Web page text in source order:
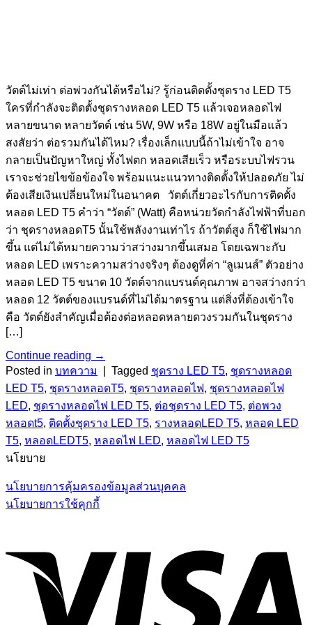
วัตต์ไม่เท่า ต่อพ่วงกันได้หรือไม่? รู้ก่อนติดตั้งชุดราง LED T5
ใครที่กำลังจะติดตั้งชุดรางหลอด LED T5 แล้วเจอหลอดไฟ
หลายขนาด หลายวัตต์ เช่น 5W, 9W หรือ 18W อยู่ในมือแล้ว
สงสัยว่า ต่อรวมกันได้ไหม? เรื่องเล็กแบบนี้ถ้าไม่เข้าใจ อาจ
กลายเป็นปัญหาใหญ่ ทั้งไฟตก หลอดเสียเร็ว หรือระบบไฟรวน
เราจะช่วยไขข้อข้องใจ พร้อมแนะแนวทางติดตั้งให้ปลอดภัย ไม่
ต้องเสียเงินเปลี่ยนใหม่ในอนาคต วัตต์เกี่ยวอะไรกับการติดตั้ง
หลอด LED T5 คำว่า “วัตต์” (Watt) คือหน่วยวัดกำลังไฟฟ้าที่บอก
ว่า ชุดรางหลอดT5 นั้นใช้พลังงานเท่าไร ถ้าวัตต์สูง ก็ใช้ไฟมาก
ขึ้น แต่ไม่ได้หมายความว่าสว่างมากขึ้นเสมอ โดยเฉพาะกับ
หลอด LED เพราะความสว่างจริงๆ ต้องดูที่ค่า “ลูเมนส์” ตัวอย่าง
หลอด LED T5 ขนาด 10 วัตต์จากแบรนด์คุณภาพ อาจสว่างกว่า
หลอด 12 วัตต์ของแบรนด์ที่ไม่ได้มาตรฐาน แต่สิ่งที่ต้องเข้าใจ
คือ วัตต์ยังสำคัญเมื่อต้องต่อหลอดหลายดวงรวมกันในชุดราง
[…]
Continue reading →
Posted in บทความ Tagged ชุดราง LED T5, ชุดรางหลอด
LED T5, ชุดรางหลอดT5, ชุดรางหลอดไฟ, ชุดรางหลอดไฟ
LED, ชุดรางหลอดไฟ LED T5, ต่อชุดราง LED T5, ต่อพวง
หลอดt5, ติดตั้งชุดราง LED T5, รางหลอดLED T5, หลอด LED
T5, หลอดLEDT5, หลอดไฟ LED, หลอดไฟ LED T5
นโยบาย
นโยบายการคุ้มครองข้อมูลส่วนบุคคล
นโยบายการใช้คุกกี้